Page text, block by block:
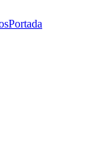
Portada